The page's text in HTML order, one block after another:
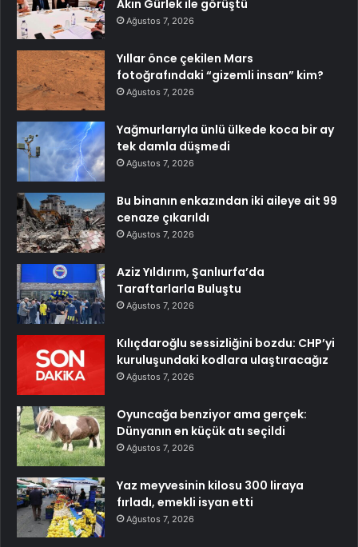
Akın Gürlek ile görüştü
Ağustos 7, 2026
Yıllar önce çekilen Mars
fotoğrafındaki “gizemli insan” kim?
Ağustos 7, 2026
Yağmurlarıyla ünlü ülkede koca bir ay
tek damla düşmedi
Ağustos 7, 2026
Bu binanın enkazından iki aileye ait 99
cenaze çıkarıldı
Ağustos 7, 2026
Aziz Yıldırım, Şanlıurfa’da
Taraftarlarla Buluştu
Ağustos 7, 2026
Kılıçdaroğlu sessizliğini bozdu: CHP’yi
kuruluşundaki kodlara ulaştıracağız
Ağustos 7, 2026
Oyuncağa benziyor ama gerçek:
Dünyanın en küçük atı seçildi
Ağustos 7, 2026
Yaz meyvesinin kilosu 300 liraya
fırladı, emekli isyan etti
Ağustos 7, 2026